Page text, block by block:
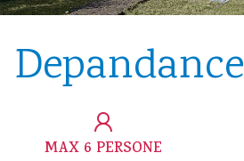
Depandance
MAX 6 PERSONE